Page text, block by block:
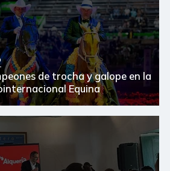
de trocha y galope en la
Equina